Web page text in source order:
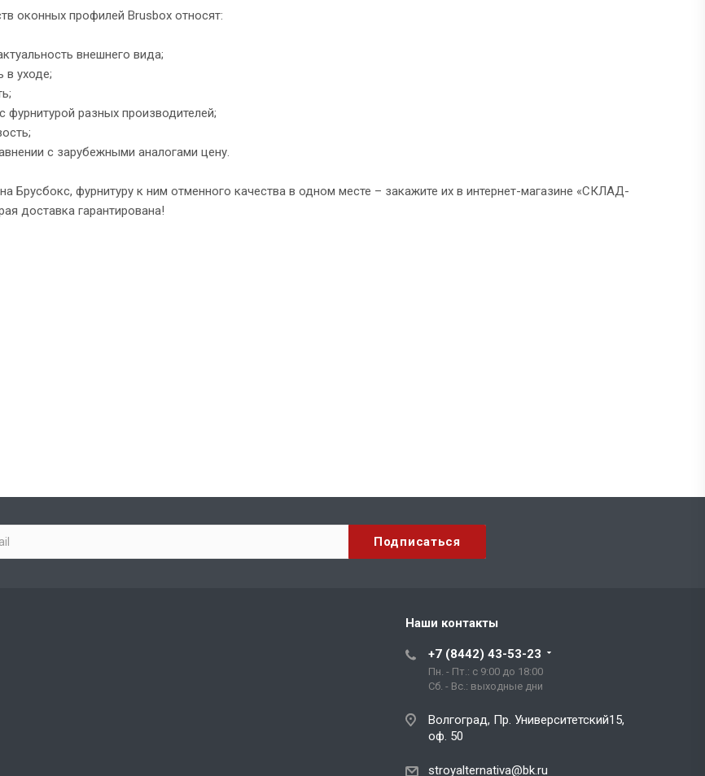
оконных профилей Brusbox относят:
внешнего вида;
в уходе;
фурнитурой разных производителей;
с зарубежными аналогами цену.
Брусбокс, фурнитуру к ним отменного качества в одном месте – закажите их в интернет-магазине «СКЛАД-
доставка гарантирована!
Наши контакты
+7 (8442) 43-53-23
Пн. - Пт.: с 9:00 до 18:00
Сб. - Вс.: выходные дни
Волгоград, Пр. Университетский15,
оф. 50
stroyalternativa@bk.ru